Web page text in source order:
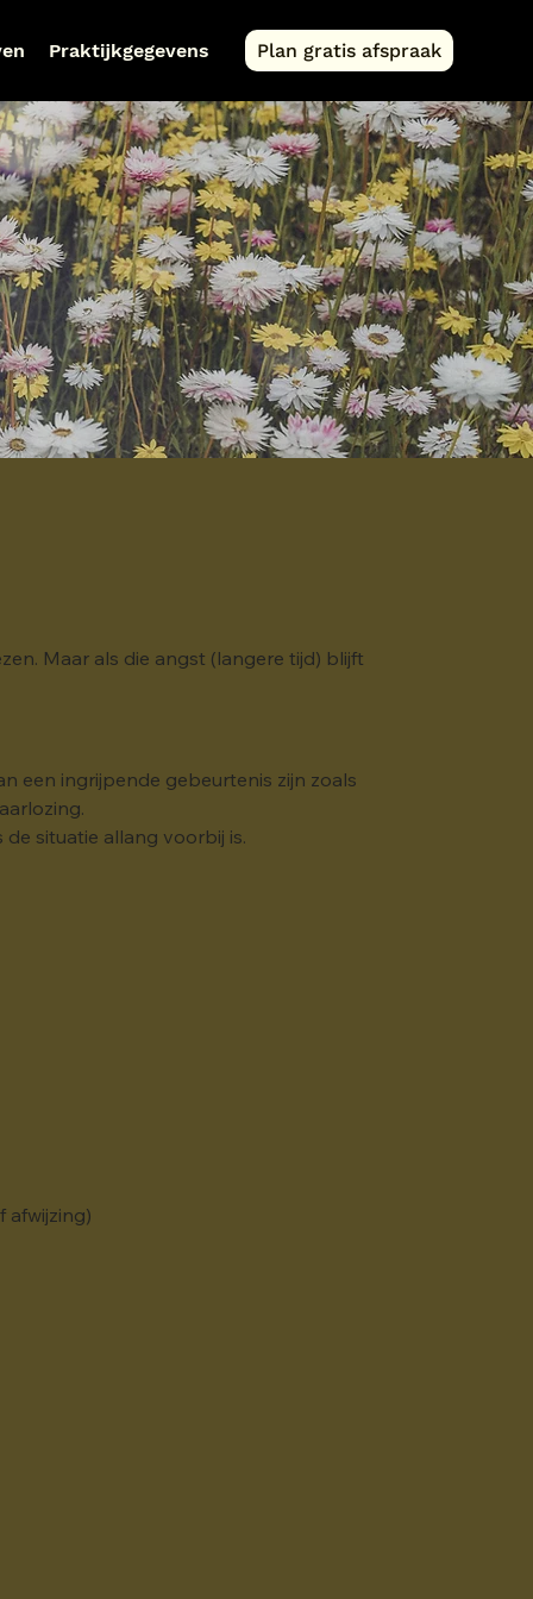
Praktijkgegevens Plan gratis afspraak
Maar als die angst (langere tijd) blijft
een ingrijpende gebeurtenis zijn zoals
situatie allang voorbij is.
afwijzing)